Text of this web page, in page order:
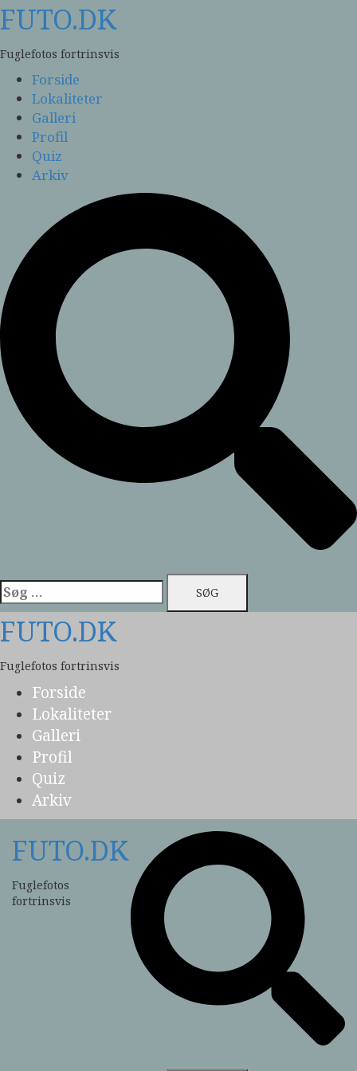
Skip
to
content
FUTO.DK
Fuglefotos fortrinsvis
Forside
Lokaliteter
Galleri
Profil
Quiz
Arkiv
Søg
efter:
FUTO.DK
Fuglefotos fortrinsvis
Forside
Lokaliteter
Galleri
Profil
Quiz
Arkiv
FUTO.DK
Fuglefotos
fortrinsvis